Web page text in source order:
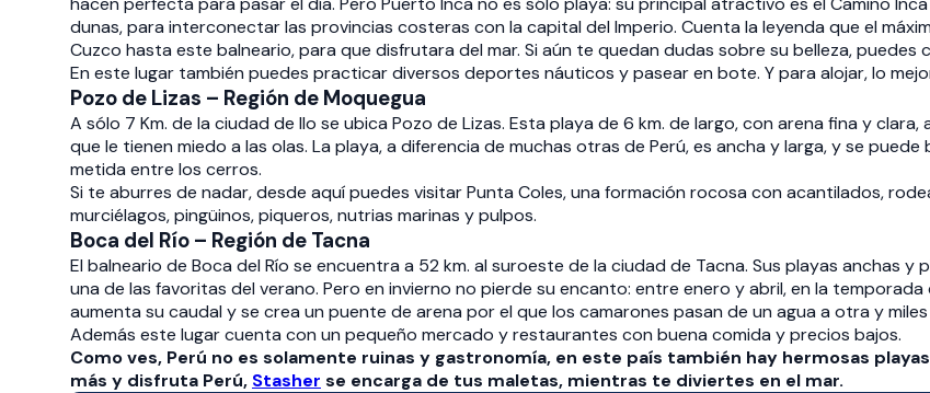
dunas, para interconectar las provincias costeras con la capital del Imperio. Cuenta la leyenda que el
Cuzco hasta este balneario, para que disfrutara del mar. Si aún te quedan dudas sobre su belleza, puedes
En este lugar también puedes practicar diversos deportes náuticos y pasear en bote. Y para alojar, lo
Pozo de Lizas – Región de Moquegua
A sólo 7 Km. de la ciudad de Ilo se ubica Pozo de Lizas. Esta playa de 6 km. de largo, con arena fina y
que le tienen miedo a las olas. La playa, a diferencia de muchas otras de Perú, es ancha y larga, y se
metida entre los cerros.
Si te aburres de nadar, desde aquí puedes visitar Punta Coles, una formación rocosa con acantilados,
murciélagos, pingüinos, piqueros, nutrias marinas y pulpos.
Boca del Río – Región de Tacna
El balneario de Boca del Río se encuentra a 52 km. al suroeste de la ciudad de Tacna. Sus playas anchas
una de las favoritas del verano. Pero en invierno no pierde su encanto: entre enero y abril, en la
aumenta su caudal y se crea un puente de arena por el que los camarones pasan de un agua a otra y
Además este lugar cuenta con un pequeño mercado y restaurantes con buena comida y precios bajos.
Como ves, Perú no es solamente ruinas y gastronomía, en este país también hay hermosas
más y disfruta Perú, Stasher se encarga de tus maletas, mientras te diviertes en el mar.